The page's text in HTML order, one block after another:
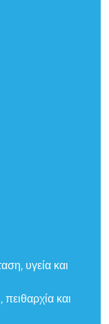
υγεία και
και